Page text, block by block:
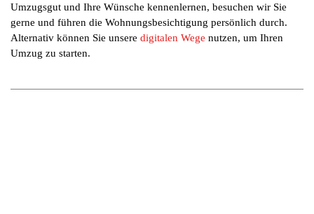
Umzugsgut und Ihre Wünsche kennenlernen, besuchen wir Sie
gerne und führen die Wohnungsbesichtigung persönlich durch.
Alternativ können Sie unsere digitalen Wege nutzen, um Ihren
Umzug zu starten.